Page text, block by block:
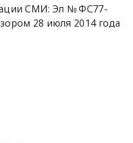
СМИ: Эл № ФС77-
28 июля 2014 года